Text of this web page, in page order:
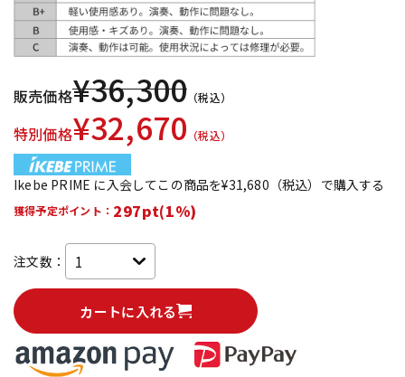
販売価格¥36,300 （税込）
特別価格¥32,670 （税込）
Ikebe PRIME に入会してこの商品を¥31,680（税込）で購入する
獲得予定ポイント： 297pt(1%)
注文数：
カートに入れる